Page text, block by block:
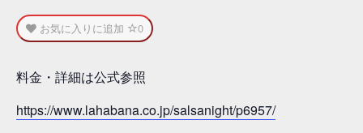
お気に入りに追加 0
料金・詳細は公式参照
https://www.lahabana.co.jp/salsanight/p6957/